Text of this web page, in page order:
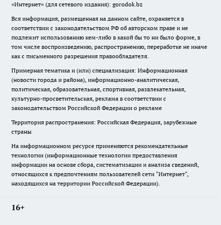
«Интернет» (для сетевого издания): gorodok.bz
Вся информация, размещенная на данном сайте, охраняется в
соответствии с законодательством РФ об авторском праве и не
подлежит использованию кем-либо в какой бы то ни было форме, в
том числе воспроизведению, распространению, переработке не иначе
как с письменного разрешения правообладателя.
Примерная тематика и (или) специализация: Информационная
(новости города и района), информационно-аналитическая,
политическая, образовательная, спортивная, развлекательная,
культурно-просветительская, реклама в соответствии с
законодательством Российской Федерации о рекламе
Территория распространения: Российская Федерация, зарубежные
страны
На информационном ресурсе применяются рекомендательные
технологии (информационные технологии предоставления
информации на основе сбора, систематизации и анализа сведений,
относящихся к предпочтениям пользователей сети "Интернет",
находящихся на территории Российской Федерации).
16+